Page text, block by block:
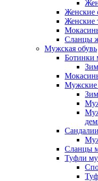
Женские
Женские
Сланцы
Мужская обувь
Ботинки
Мужские
Сланцы
Туфли